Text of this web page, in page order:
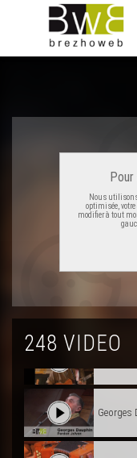
Nous utilisons
optimisée,
modifier à tout
248 VIDEO
Didier
Dom
Georges